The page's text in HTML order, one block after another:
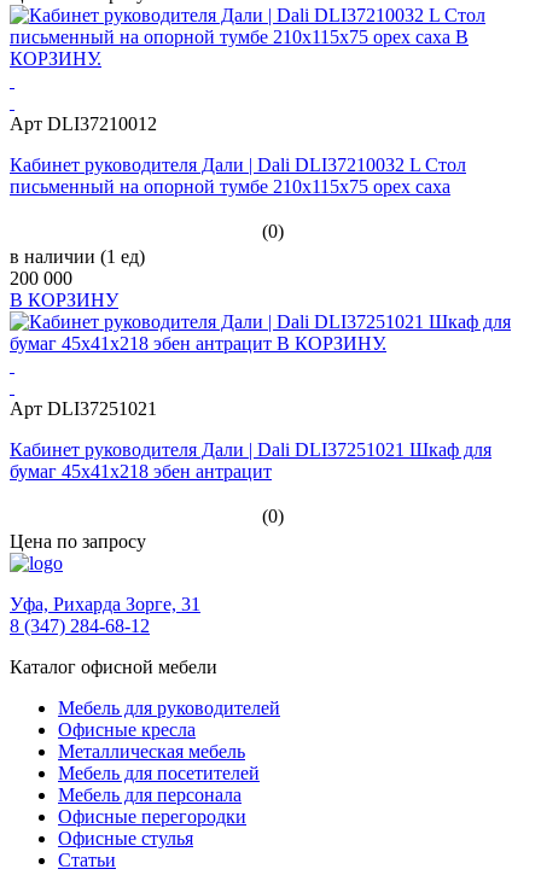
Арт DLI37210012
Кабинет руководителя Дали | Dali DLI37210032 L Стол
письменный на опорной тумбе 210x115x75 орех саха
(0)
в наличии (1 ед)
200 000
В КОРЗИНУ
Арт DLI37251021
Кабинет руководителя Дали | Dali DLI37251021 Шкаф для
бумаг 45x41x218 эбен антрацит
(0)
Цена по запросу
Уфа, Рихарда Зорге, 31
8 (347) 284-68-12
Каталог офисной мебели
Мебель для руководителей
Офисные кресла
Металлическая мебель
Мебель для посетителей
Мебель для персонала
Офисные перегородки
Офисные стулья
Статьи